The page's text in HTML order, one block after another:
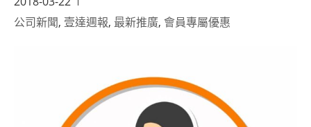
公司新聞, 壹達週報, 最新推廣, 會員專屬優惠